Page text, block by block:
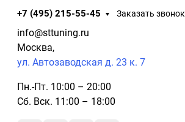
+7 (495) 215-55-45 Заказать звонок
info@sttuning.ru
Москва,
ул. Автозаводская д. 23 к. 7
Пн.-Пт. 10:00 – 20:00
Сб. Вск. 11:00 – 18:00